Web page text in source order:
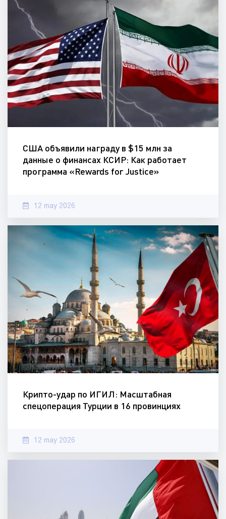
США объявили награду в $15 млн за
данные о финансах КСИР: Как работает
программа «Rewards for Justice»
12 may 2026
Крипто-удар по ИГИЛ: Масштабная
спецоперация Турции в 16 провинциях
12 may 2026